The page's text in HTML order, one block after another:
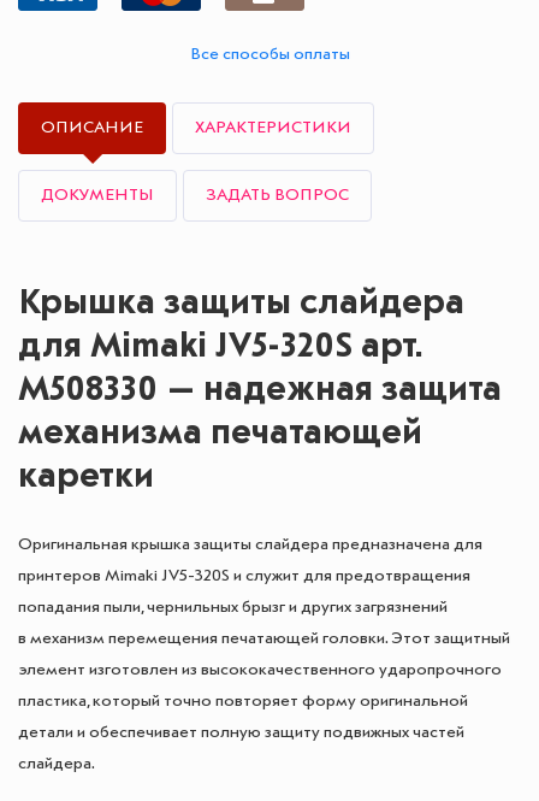
Все способы оплаты
ОПИСАНИЕ ХАРАКТЕРИСТИКИ
ДОКУМЕНТЫ ЗАДАТЬ ВОПРОС
Крышка защиты слайдера
для Mimaki JV5-320S арт.
M508330 — надежная защита
механизма печатающей
каретки
Оригинальная крышка защиты слайдера предназначена для
принтеров Mimaki JV5-320S и служит для предотвращения
попадания пыли, чернильных брызг и других загрязнений
в механизм перемещения печатающей головки. Этот защитный
элемент изготовлен из высококачественного ударопрочного
пластика, который точно повторяет форму оригинальной
детали и обеспечивает полную защиту подвижных частей
слайдера.